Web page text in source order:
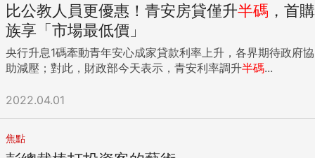
比公教人員更優惠！青安房貸僅升半碼 ，首購
族享「市場最低價」
央行升息1碼牽動青年安心成家貸款利率上升，各界期待政府協
助減壓；對此，財政部今天表示，青安利率調升半碼...
2022.04.01
焦點